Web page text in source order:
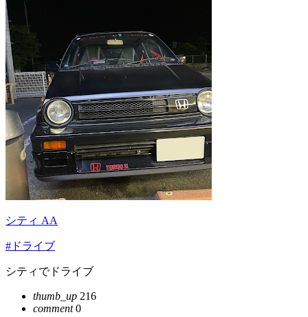
シティ AA
#ドライブ
シティでドライブ
thumb_up 216
comment0